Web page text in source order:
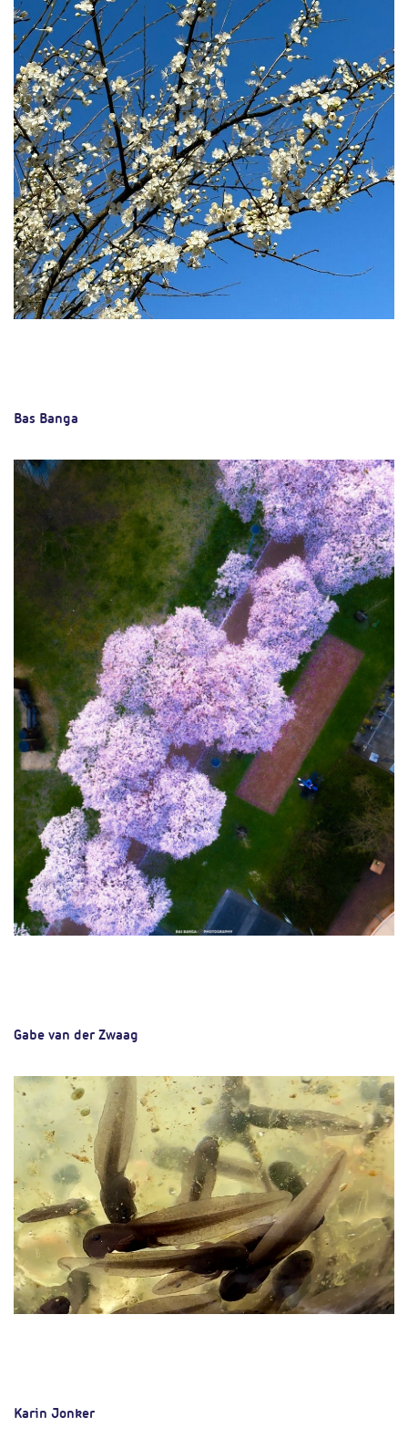
Bas Banga
Gabe van der Zwaag
Karin Jonker